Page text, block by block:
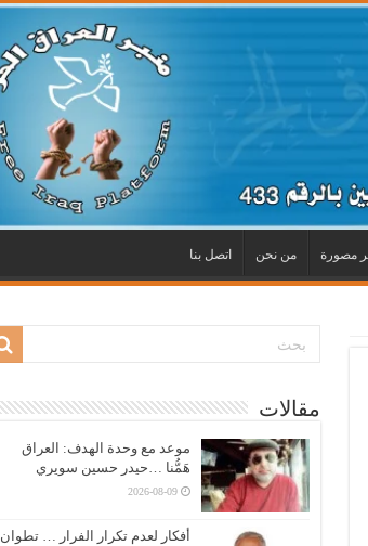
مصورة من نحن اتصل بنا
مقالات
موعد مع وحدة الهدف: العراق
هَمُّنا …حيدر حسين سويري
2026-08-09
أفكار لعدم تكرار الفرار … تطوان